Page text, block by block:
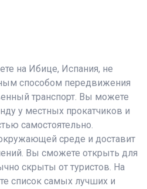
на Ибице, Испания, не
способом передвижения
транспорт. Вы можете
у местных прокатчиков и
самостоятельно.
среде и доставит
Вы сможете открыть для
скрыты от туристов. На
список самых лучших и